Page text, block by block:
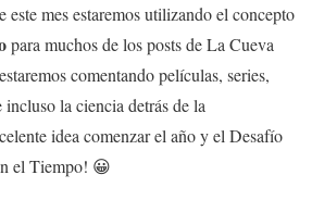
mes estaremos utilizando el concepto
para muchos de los posts de La Cueva
comentando películas, series,
la ciencia detrás de la
idea comenzar el año y el Desafío
el Tiempo! 😀